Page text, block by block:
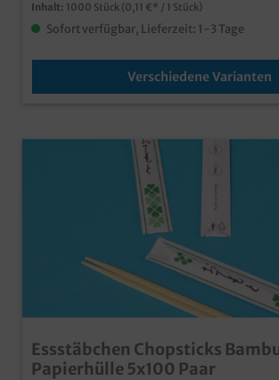
Inhalt: 1000 Stück (0,11 €* / 1 Stück)
Sofort verfügbar, Lieferzeit: 1-3 Tage
Verschiedene Varianten
Essstäbchen Chopsticks
Papierhülle 5x100 Paar